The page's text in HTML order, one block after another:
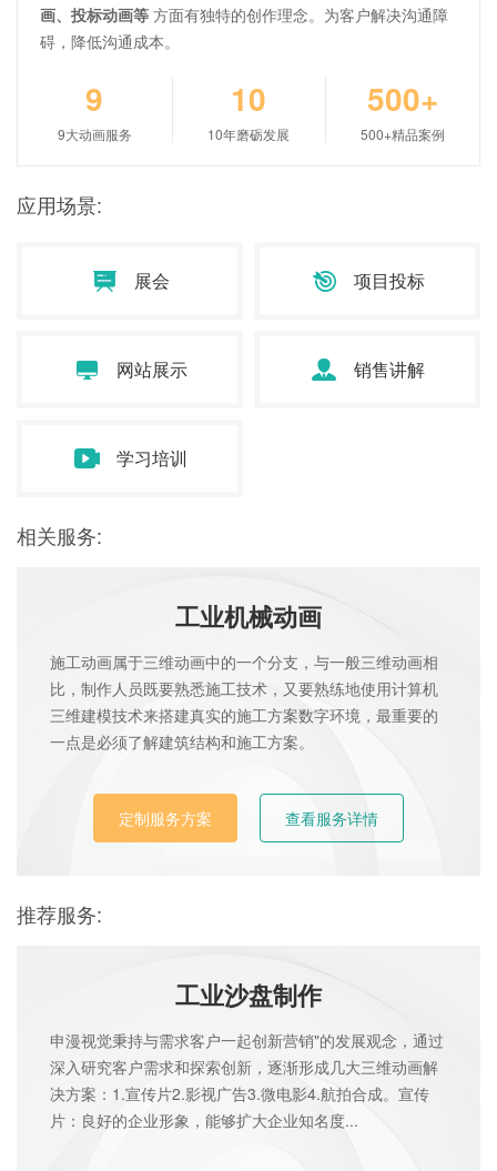
画、投标动画等 方面有独特的创作理念。为客户解决沟通障
碍，降低沟通成本。
9
9大动画服务
10
10年磨砺发展
500+
500+精品案例
应用场景:
展会 项目投标
网站展示 销售讲解
学习培训
相关服务:
工业机械动画
施工动画属于三维动画中的一个分支，与一般三维动画相
比，制作人员既要熟悉施工技术，又要熟练地使用计算机
三维建模技术来搭建真实的施工方案数字环境，最重要的
一点是必须了解建筑结构和施工方案。
定制服务方案 查看服务详情
推荐服务:
工业沙盘制作
申漫视觉秉持与需求客户一起创新营销"的发展观念，通过
深入研究客户需求和探索创新，逐渐形成几大三维动画解
决方案：1.宣传片2.影视广告3.微电影4.航拍合成。宣传
片：良好的企业形象，能够扩大企业知名度...